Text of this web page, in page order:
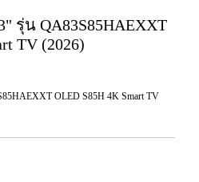
รุ่น QA83S85HAEXXT
TV (2026)
OLED S85H 4K Smart TV